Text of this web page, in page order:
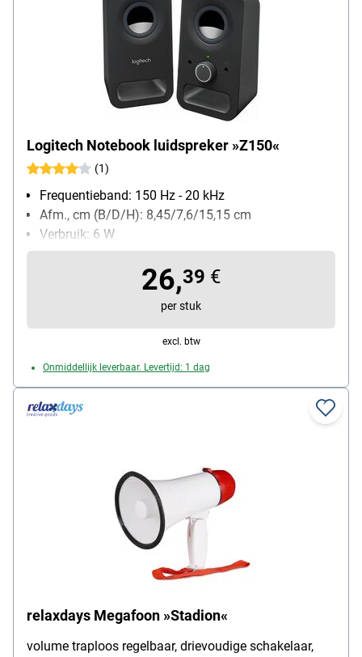
Logitech Notebook luidspreker »Z150«
(1)
Frequentieband: 150 Hz - 20 kHz
Afm., cm (B/D/H): 8,45/7,6/15,15 cm
Verbruik: 6 W
soort stroomvoorziening: stroomkabel
soort aansluiting: 3,5 mm
26,39 €
per stuk
excl. btw
Onmiddellijk leverbaar. Levertijd: 1 dag
relaxdays Megafoon »Stadion«
volume traploos regelbaar, drievoudige schakelaar,